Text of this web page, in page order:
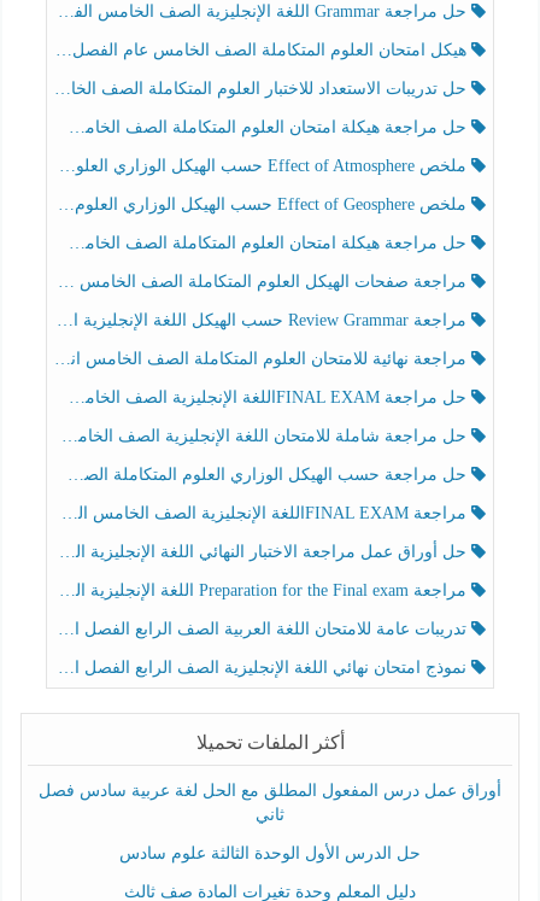
حل مراجعة Grammar اللغة الإنجليزية الصف الخامس الفصل الثالث
هيكل امتحان العلوم المتكاملة الصف الخامس عام الفصل الدراسي الثالث 2025-2026
حل تدريبات الاستعداد للاختبار العلوم المتكاملة الصف الخامس عام الفصل الثالث
حل مراجعة هيكلة امتحان العلوم المتكاملة الصف الخامس انسبير الفصل الثالث
ملخص Effect of Atmosphere حسب الهيكل الوزاري العلوم المتكاملة الصف الخامس انسبير الفصل الثالث
ملخص Effect of Geosphere حسب الهيكل الوزاري العلوم المتكاملة الصف الخامس انسبير الفصل الثالث
حل مراجعة هيكلة امتحان العلوم المتكاملة الصف الخامس عام الفصل الثالث
مراجعة صفحات الهيكل العلوم المتكاملة الصف الخامس انسبير الفصل الثالث
مراجعة Review Grammar حسب الهيكل اللغة الإنجليزية الصف الخامس الفصل الثالث
مراجعة نهائية للامتحان العلوم المتكاملة الصف الخامس انسبير الفصل الثالث
حل مراجعة FINAL EXAMاللغة الإنجليزية الصف الخامس الفصل الثالث
حل مراجعة شاملة للامتحان اللغة الإنجليزية الصف الخامس الفصل الثالث
حل مراجعة حسب الهيكل الوزاري العلوم المتكاملة الصف الخامس عام الفصل الثالث
مراجعة FINAL EXAMاللغة الإنجليزية الصف الخامس الفصل الثالث
حل أوراق عمل مراجعة الاختبار النهائي اللغة الإنجليزية الصف الرابع الفصل الثالث
مراجعة Preparation for the Final exam اللغة الإنجليزية الصف الرابع الفصل الثالث
تدريبات عامة للامتحان اللغة العربية الصف الرابع الفصل الثالث
نموذج امتحان نهائي اللغة الإنجليزية الصف الرابع الفصل الثالث
أكثر الملفات تحميلا
أوراق عمل درس المفعول المطلق مع الحل لغة عربية سادس فصل
ثاني
حل الدرس الأول الوحدة الثالثة علوم سادس
دليل المعلم وحدة تغيرات المادة صف ثالث